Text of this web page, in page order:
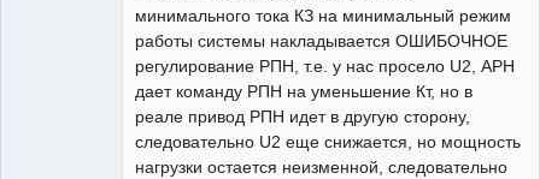
минимального тока КЗ на минимальный режим
работы системы накладывается ОШИБОЧНОЕ
регулирование РПН, т.е. у нас просело U2, АРН
дает команду РПН на уменьшение Кт, но в
реале привод РПН идет в другую сторону,
следовательно U2 еще снижается, но мощность
нагрузки остается неизменной, следовательно